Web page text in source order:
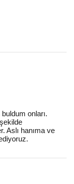
onları.
Aslı hanıma ve